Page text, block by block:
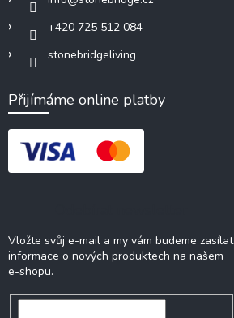
+420 725 512 084
stonebridgeliving
Přijímáme online platby
Vložte svůj e-mail a my vám budeme zasílat
informace o nových produktech na našem
e-shopu.